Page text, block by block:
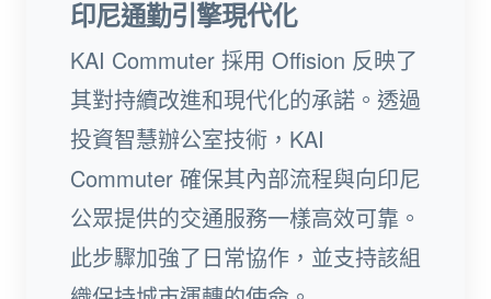
印尼通勤引擎現代化
KAI Commuter 採用 Offision 反映了
其對持續改進和現代化的承諾。透過
投資智慧辦公室技術，KAI
Commuter 確保其內部流程與向印尼
公眾提供的交通服務一樣高效可靠。
此步驟加強了日常協作，並支持該組